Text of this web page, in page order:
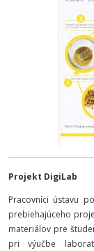
Projekt DigiLab
Pracovníci ústavu
prebiehajúceho
materiálov pre
pri výučbe